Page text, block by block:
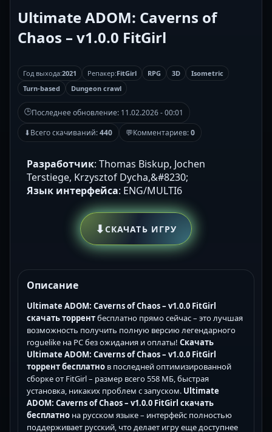
Ultimate ADOM: Caverns of
Chaos – v1.0.0 FitGirl
Год выхода:2021 Репакер:FitGirl RPG 3D
Isometric
Turn-based
Dungeon crawl
🕒Последнее обновление: 11.02.2026 - 00:01
⬇Всего скачиваний:440 💬Комментариев:0
Разработчик: Thomas Biskup, Jochen
Terstiege, Krzysztof Dycha,&#8230;
Язык интерфейса: ENG/MULTI6
⬇СКАЧАТЬ ИГРУ
Описание
Ultimate ADOM: Caverns of Chaos – v1.0.0 FitGirl
скачать торрентбесплатно прямо сейчас – это лучшая
возможность получить полную версию легендарного
roguelike на PC без ожидания и оплаты! Скачать
Ultimate ADOM: Caverns of Chaos – v1.0.0 FitGirl
торрент бесплатно в последней оптимизированной
сборке от FitGirl – размер всего 558 МБ, быстрая
установка, никаких проблем с запуском. Ultimate
ADOM: Caverns of Chaos – v1.0.0 FitGirl скачать
бесплатно на русском языке – интерфейс полностью
поддерживает русский, что делает игру еще доступнее